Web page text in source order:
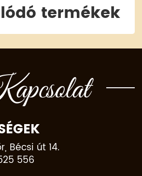
termékek
Bécsi út 14.
556